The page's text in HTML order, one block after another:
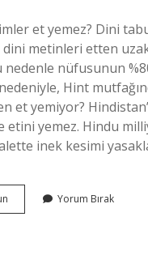
et yemez? Dini
dini metinleri etten
nüfusunun
Hint
et yemiyor?
etini yemez. Hindu
inek kesimi
Hintliler
Yorum Bırak